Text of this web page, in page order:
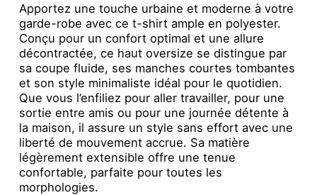
Apportez une touche urbaine et moderne à votre
garde-robe avec ce t-shirt ample en polyester.
Conçu pour un confort optimal et une allure
décontractée, ce haut oversize se distingue par
sa coupe fluide, ses manches courtes tombantes
et son style minimaliste idéal pour le quotidien.
Que vous l’enfiliez pour aller travailler, pour une
sortie entre amis ou pour une journée détente à
la maison, il assure un style sans effort avec une
liberté de mouvement accrue. Sa matière
légèrement extensible offre une tenue
confortable, parfaite pour toutes les
morphologies.